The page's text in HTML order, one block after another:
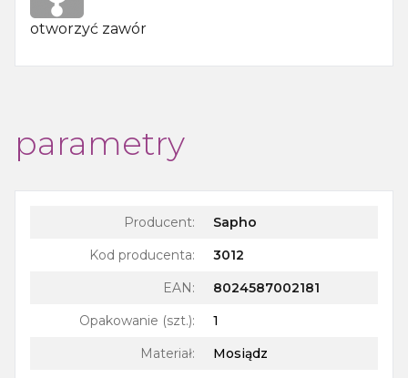
otworzyć zawór
parametry
Producent:
Sapho
Kod producenta:
3012
EAN:
8024587002181
Opakowanie (szt.):
1
Materiał:
Mosiądz